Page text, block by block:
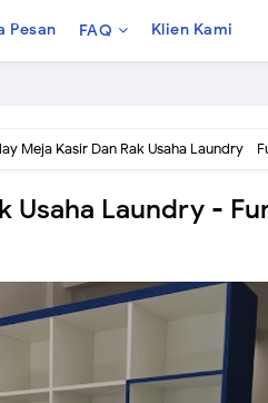
Pesan FAQ Klien Kami
Meja Kasir Dan Rak Usaha Laundry -
Usaha Laundry -